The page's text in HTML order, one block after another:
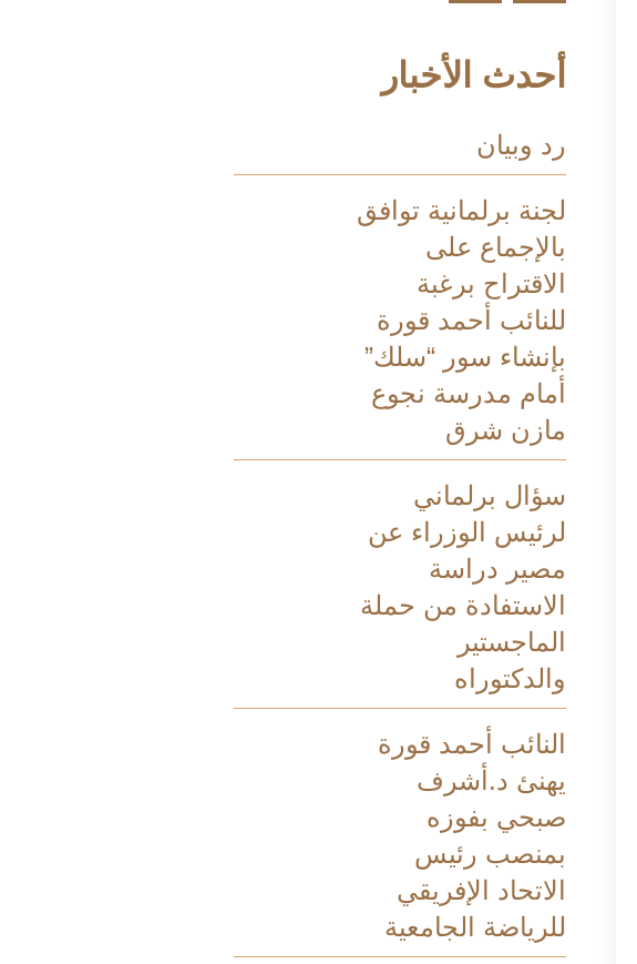
أحدث الأخبار
رد وبيان
لجنة برلمانية توافق
بالإجماع على
الاقتراح برغبة
للنائب أحمد قورة
بإنشاء سور “سلك”
أمام مدرسة نجوع
مازن شرق
سؤال برلماني
لرئيس الوزراء عن
مصير دراسة
الاستفادة من حملة
الماجستير
والدكتوراه
النائب أحمد قورة
يهنئ د.أشرف
صبحي بفوزه
بمنصب رئيس
الاتحاد الإفريقي
للرياضة الجامعية